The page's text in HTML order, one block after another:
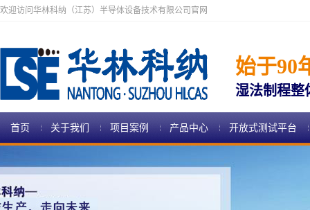
欢迎访问华林科纳（江苏）半导体设备技术有限公司官网
始于90
湿法制程整
首页 关于我们 项目案例 产品中心 开放式测试平台